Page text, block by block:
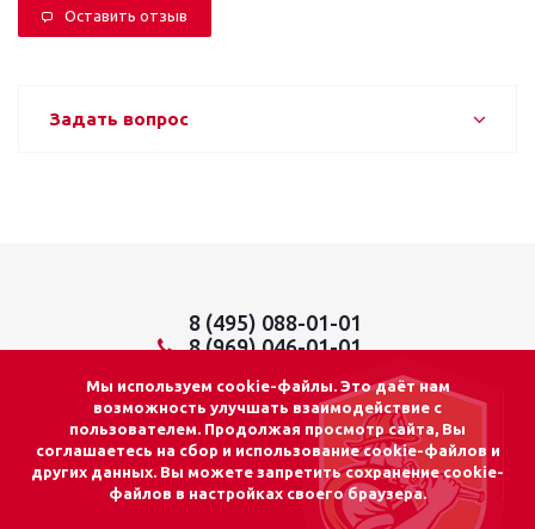
Оставить отзыв
Задать вопрос
8 (495) 088-01-01
8 (969) 046-01-01
© 2026 «ЛИДЕР 01»
Мы используем cookie-файлы. Это даёт нам
возможность улучшать взаимодействие с
пользователем. Продолжая просмотр сайта, Вы
соглашаетесь на сбор и использование cookie-файлов и
других данных. Вы можете запретить сохранение cookie-
файлов в настройках своего браузера.